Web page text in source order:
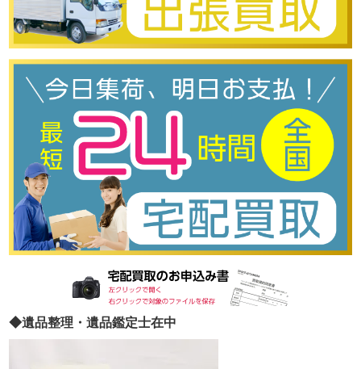
◆遺品整理・遺品鑑定士在中